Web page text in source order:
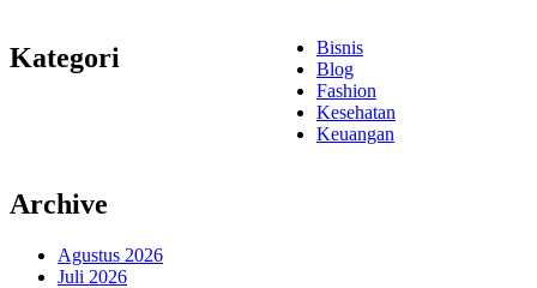
Kategori
Bisnis
Blog
Fashion
Kesehatan
Keuangan
Archive
Agustus 2026
Juli 2026